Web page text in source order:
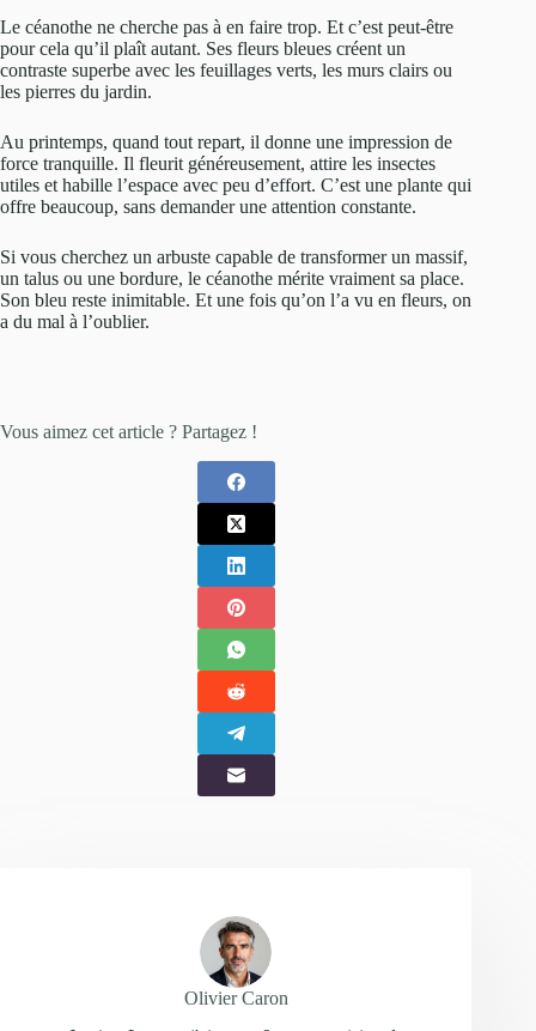
Le céanothe ne cherche pas à en faire trop. Et c’est peut-être
pour cela qu’il plaît autant. Ses fleurs bleues créent un
contraste superbe avec les feuillages verts, les murs clairs ou
les pierres du jardin.
Au printemps, quand tout repart, il donne une impression de
force tranquille. Il fleurit généreusement, attire les insectes
utiles et habille l’espace avec peu d’effort. C’est une plante qui
offre beaucoup, sans demander une attention constante.
Si vous cherchez un arbuste capable de transformer un massif,
un talus ou une bordure, le céanothe mérite vraiment sa place.
Son bleu reste inimitable. Et une fois qu’on l’a vu en fleurs, on
a du mal à l’oublier.
Vous aimez cet article ? Partagez !
Olivier Caron